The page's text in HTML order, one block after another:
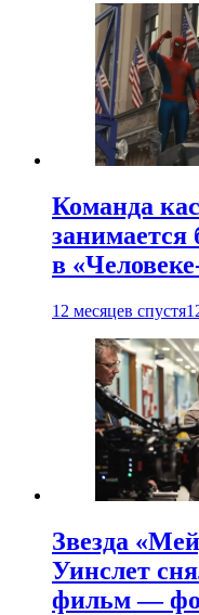
Команда
в
12 месяцев спустя
Звезда
Уинслет
фильм —